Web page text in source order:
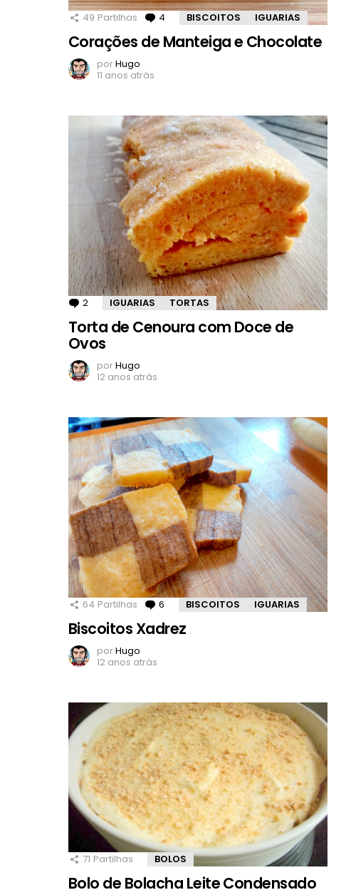
49 Partilhas 4 Comentários
BISCOITOS IGUARIAS
Corações de Manteiga e Chocolate
porHugo
11 anos atrás
2 Comentários
IGUARIAS TORTAS
Torta de Cenoura com Doce de
Ovos
porHugo
12 anos atrás
64 Partilhas 6 Comentários
BISCOITOS IGUARIAS
Biscoitos Xadrez
porHugo
12 anos atrás
71 Partilhas BOLOS
Bolo de Bolacha Leite Condensado